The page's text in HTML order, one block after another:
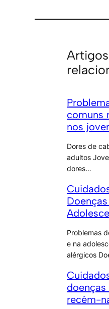
Artigos
comuns
nos
Dores de
adultos
dores…
Problemas
e na
alérgicos
recém-